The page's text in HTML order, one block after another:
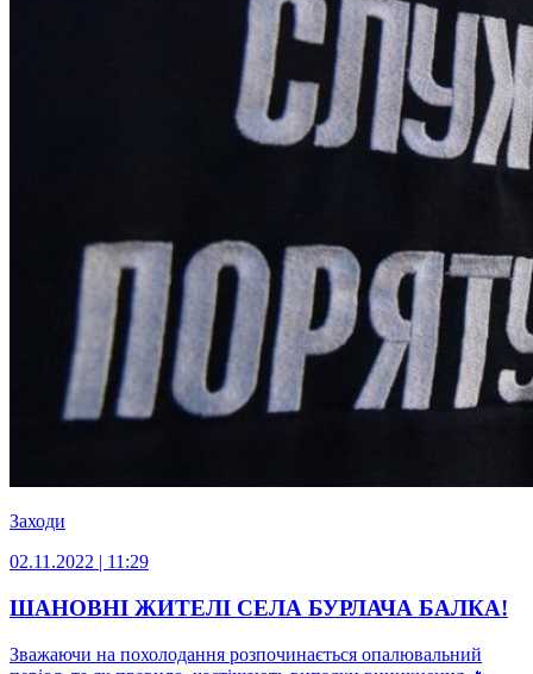
Заходи
02.11.2022 | 11:29
ШАНОВНІ ЖИТЕЛІ СЕЛА БУРЛАЧА БАЛКА!
Зважаючи на похолодання розпочинається опалювальний